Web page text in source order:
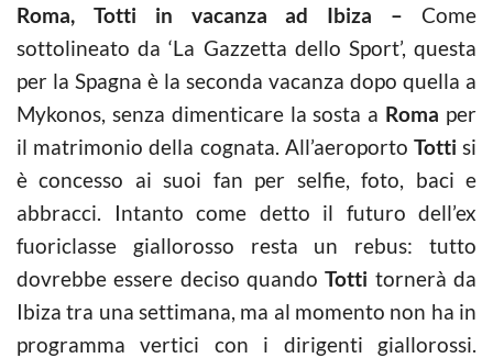
Roma, Totti in vacanza ad Ibiza – Come
sottolineato da ‘La Gazzetta dello Sport’, questa
per la Spagna è la seconda vacanza dopo quella a
Mykonos, senza dimenticare la sosta a Roma per
il matrimonio della cognata. All’aeroporto Totti si
è concesso ai suoi fan per selfie, foto, baci e
abbracci. Intanto come detto il futuro dell’ex
fuoriclasse giallorosso resta un rebus: tutto
dovrebbe essere deciso quandoTotti tornerà da
Ibiza tra una settimana, ma al momento non ha in
programma vertici con i dirigenti giallorossi.